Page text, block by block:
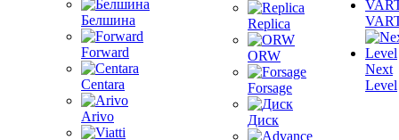
Белшина
Forward
Centara
Arivo
Replica
ORW
Forsage
Диск
Next
Level